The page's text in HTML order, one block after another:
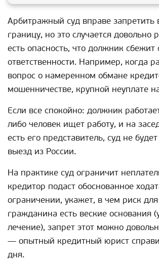
Арбитражный суд вправе запретить
границу, но это случается довольно
есть опасность, что должник сбежит
ответственности. Например, когда
вопрос о намеренном обмане
мошенничестве, крупной неуплате
Если все спокойно: должник
либо человек ищет работу, и на
есть его представитель, суд не
выезд из России.
На практике суд ограничит
кредитор подаст обоснованное
ограничении, укажет, в чем риск
гражданина есть веские основания
лечение), запрет этот можно
— опытный кредитный юрист
дня.